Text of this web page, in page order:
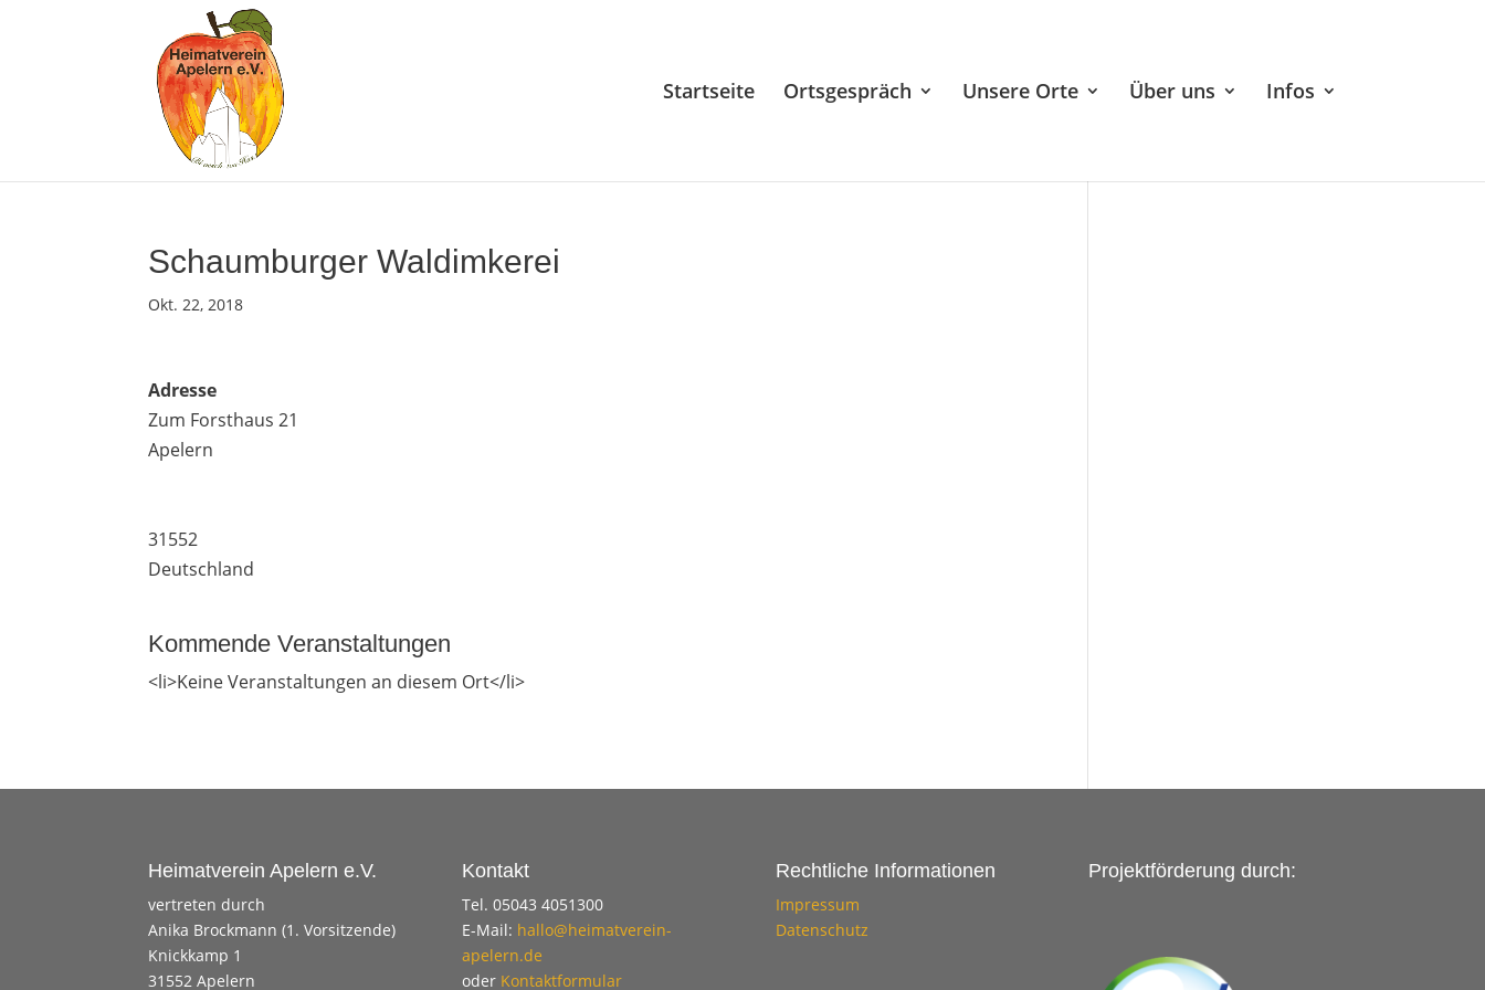
Startseite Ortsgespräch Unsere Orte Über uns Infos
Schaumburger Waldimkerei
Okt. 22, 2018
Adresse
Zum Forsthaus 21
Apelern
31552
Deutschland
Kommende Veranstaltungen
<li>Keine Veranstaltungen an diesem Ort</li>
Heimatverein Apelern e.V.
vertreten durch
Anika Brockmann (1. Vorsitzende)
Knickkamp 1
31552 Apelern
Kontakt
Tel. 05043 4051300
E-Mail: hallo@heimatverein-
apelern.de
oder Kontaktformular
Rechtliche Informationen
Impressum
Datenschutz
Projektförderung durch: